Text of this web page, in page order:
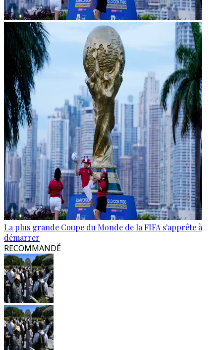
La plus grande Coupe du Monde de la FIFA s'apprête à
démarrer
RECOMMANDÉ